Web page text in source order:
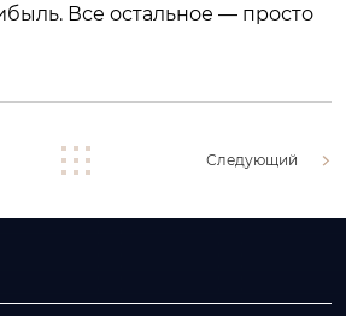
Все остальное — просто
Следующий